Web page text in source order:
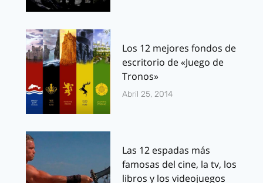
Los 12 mejores fondos de
escritorio de «Juego de
Tronos»
Abril 25, 2014
Las 12 espadas más
famosas del cine, la tv, los
libros y los videojuegos